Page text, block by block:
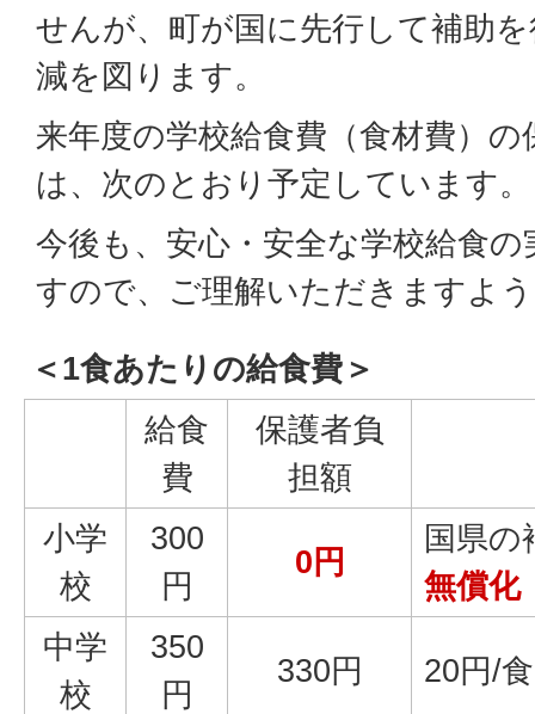
せんが、町が国に先行して補助
減を図ります。
来年度の学校給食費（食材費）
は、次のとおり予定しています。
今後も、安心・安全な学校給食
すので、ご理解いただきますよ
＜1食あたりの給食費＞
給食
費
保護者負
担額
小学
校
300
円
0円
国県の
無償化
中学
校
350
円
330円 20円/